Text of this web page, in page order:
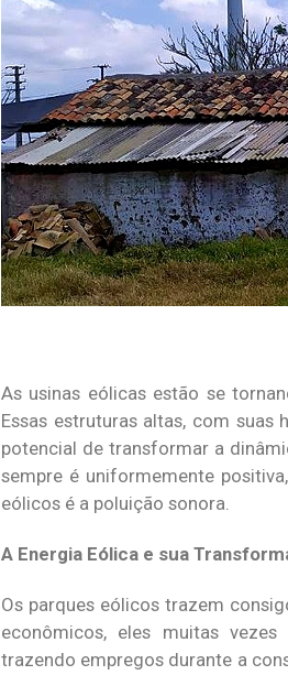
As usinas eólicas estão se
Essas estruturas altas, com
potencial de transformar a
sempre é uniformemente
eólicos é a poluição sonora.
A Energia Eólica e sua
Os parques eólicos trazem
econômicos, eles muitas vezes
trazendo empregos durante a